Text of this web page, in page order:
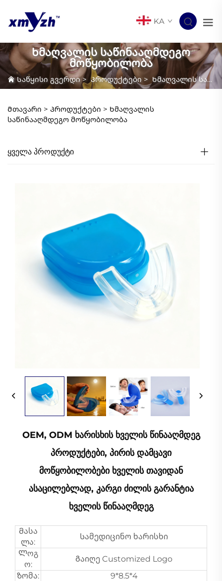
KA
Ხმაღვალის საწინააღმდეგო
მოწყობილობა
Საწყისი გვერდი> Პროდუქტები > Ხმაღვალის საწინააღმდეგო მოწყობილობა
Მთავარი > Პროდუქტები > Ხმაღვალის
საწინააღმდეგო მოწყობილობა
ᲧᲕᲔᲚᲐ ᲞᲠᲝᲓᲣᲥᲢᲘ
OEM, ODM Ხარისხის Ხველის Წინააღმდეგ
Პროდუქტები, Პირის Დამცავი
Მოწყობილობები Ხველის Თავიდან
Ასაცილებლად, Კარგი Ძილის Გარანტია
Ხველის Წინააღმდეგ
Მასა
ლა:
Სამედიცინო ხარისხი
Ლოგ
ო:
Გაიღე Customized Logo
Ზომა:
9*8.5*4